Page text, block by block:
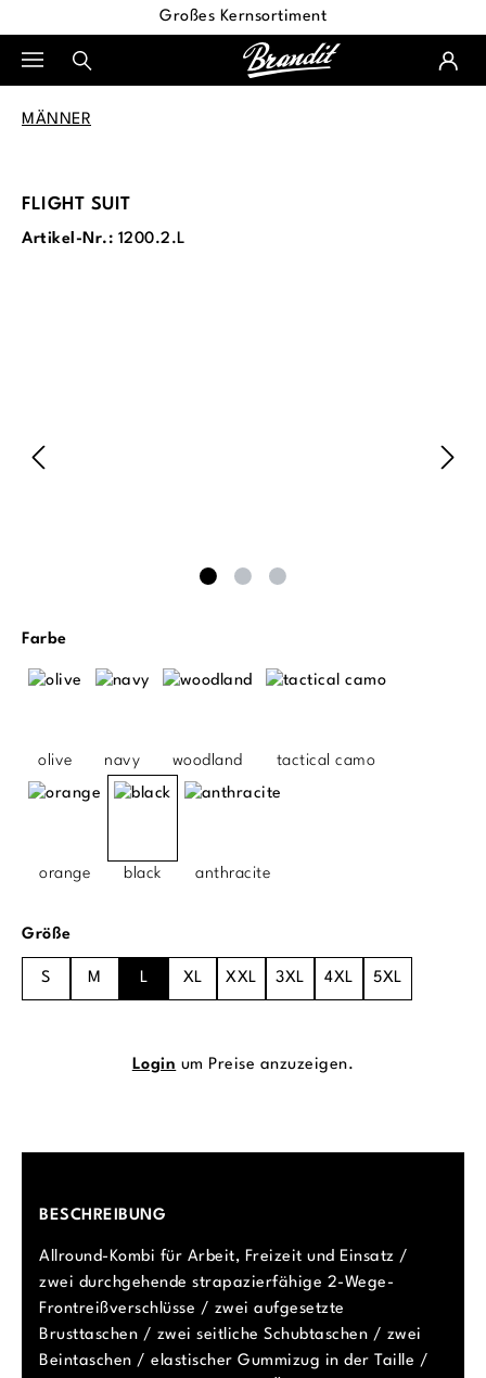
Großes Kernsortiment
MÄNNER
FLIGHT SUIT
Artikel-Nr.: 1200.2.L
Farbeauswählen
olive navy woodland tactical camo
orange black anthracite
Größeauswählen
S M L XL XXL 3XL 4XL 5XL
Login um Preise anzuzeigen.
BESCHREIBUNG
Allround-Kombi für Arbeit, Freizeit und Einsatz /
zwei durchgehende strapazierfähige 2-Wege-
Frontreißverschlüsse / zwei aufgesetzte
Brusttaschen / zwei seitliche Schubtaschen / zwei
Beintaschen / elastischer Gummizug in der Taille /